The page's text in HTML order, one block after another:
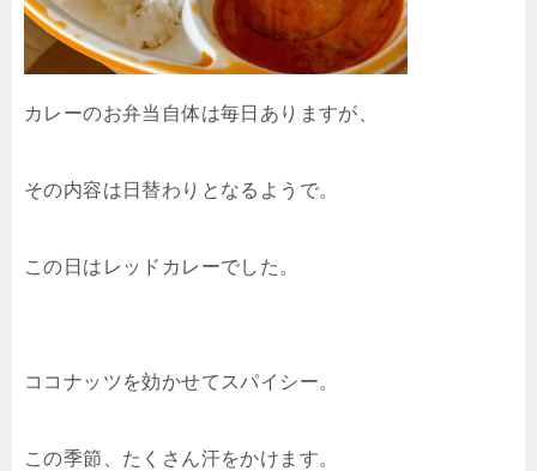
カレーのお弁当自体は毎日ありますが、
その内容は日替わりとなるようで。
この日はレッドカレーでした。
ココナッツを効かせてスパイシー。
この季節、たくさん汗をかけます。